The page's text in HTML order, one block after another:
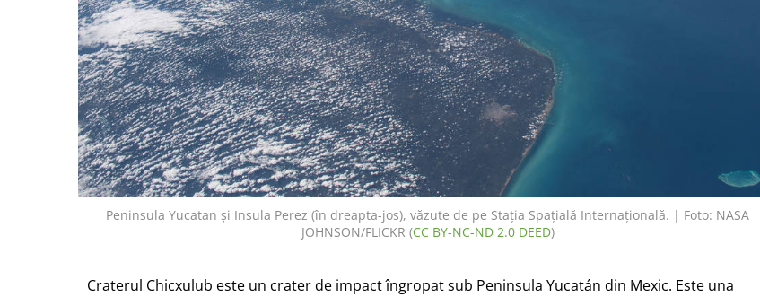
Peninsula Yucatan și Insula Perez (în dreapta-jos), văzute de pe Stația Spațială Internațională. | Foto: NASA
JOHNSON/FLICKR (CC BY-NC-ND 2.0 DEED)
Craterul Chicxulub este un crater de impact îngropat sub Peninsula Yucatán din Mexic. Este una